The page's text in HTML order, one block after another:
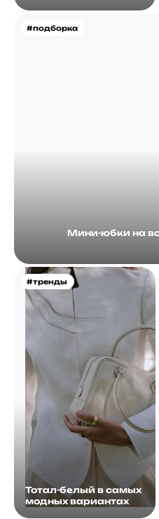
#подборка
Мини-юбки на
#тренды
Тотал-белый в самых
модных вариантах